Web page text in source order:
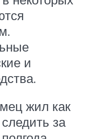
и
жил как
за